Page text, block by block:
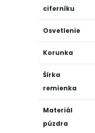
ciferníku
Osvetlenie
Korunka
Šírka
remienka
Materiál
púzdra